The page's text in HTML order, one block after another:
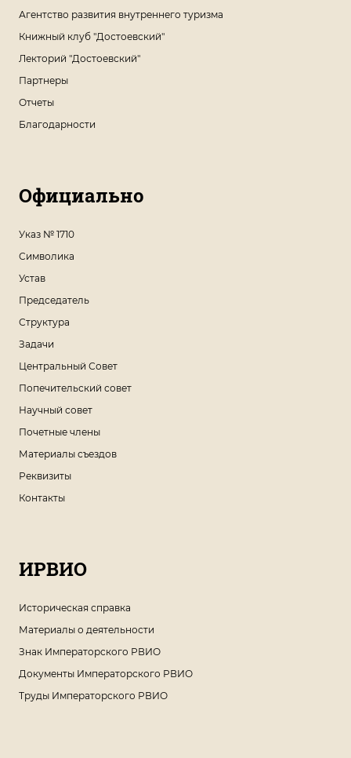
Агентство развития внутреннего туризма
Книжный клуб "Достоевский"
Лекторий "Достоевский"
Партнеры
Отчеты
Благодарности
Официально
Указ № 1710
Символика
Устав
Председатель
Структура
Задачи
Центральный Совет
Попечительский совет
Научный совет
Почетные члены
Материалы съездов
Реквизиты
Контакты
ИРВИО
Историческая справка
Материалы о деятельности
Знак Императорского РВИО
Документы Императорского РВИО
Труды Императорского РВИО